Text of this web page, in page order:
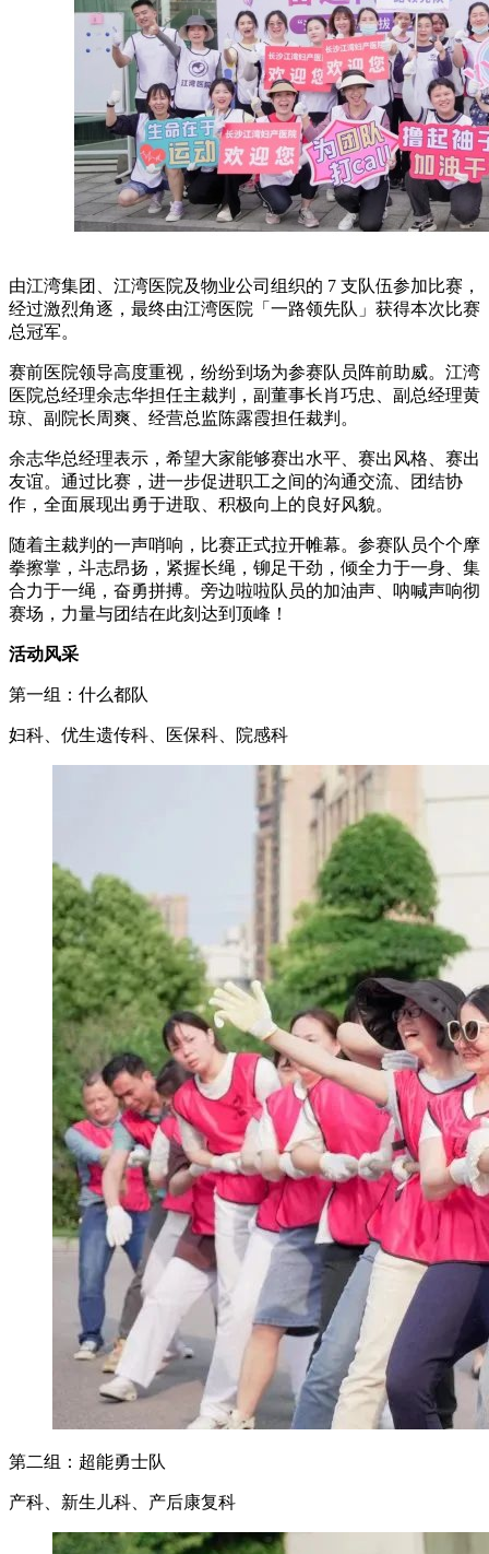
由江湾集团、江湾医院及物业公司组织的 7 支队伍参加比赛，
经过激烈角逐，最终由江湾医院「一路领先队」获得本次比赛
总冠军。
赛前医院领导高度重视，纷纷到场为参赛队员阵前助威。江湾
医院总经理余志华担任主裁判，副董事长肖巧忠、副总经理黄
琼、副院长周爽、经营总监陈露霞担任裁判。
余志华总经理表示，希望大家能够赛出水平、赛出风格、赛出
友谊。通过比赛，进一步促进职工之间的沟通交流、团结协
作，全面展现出勇于进取、积极向上的良好风貌。
随着主裁判的一声哨响，比赛正式拉开帷幕。参赛队员个个摩
拳擦掌，斗志昂扬，紧握长绳，铆足干劲，倾全力于一身、集
合力于一绳，奋勇拼搏。旁边啦啦队员的加油声、呐喊声响彻
赛场，力量与团结在此刻达到顶峰！
活动风采
第一组：什么都队
妇科、优生遗传科、医保科、院感科
第二组：超能勇士队
产科、新生儿科、产后康复科